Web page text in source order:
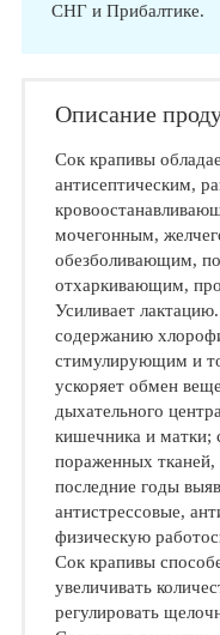
СНГ и Прибалтике.
Описание
Сок крапивы
антисептическим,
мочегонным,
обезболивающим,
отхаркивающим,
Усиливает
содержанию
стимулирующим и
ускоряет обмен
дыхательного
кишечника и матки;
пораженных
последние годы
антистрессовые,
физическую
Сок крапивы
увеличивать
регулировать